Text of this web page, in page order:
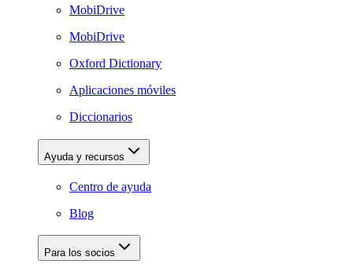
MobiDrive
MobiDrive
Oxford Dictionary
Aplicaciones móviles
Diccionarios
Ayuda y recursos
Centro de ayuda
Blog
Para los socios